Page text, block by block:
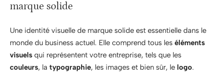
marque solide
Une identité visuelle de marque solide est essentielle dans le
monde du business actuel. Elle comprend tous les éléments
visuels qui représentent votre entreprise, tels que les
couleurs, la typographie, les images et bien sûr, le logo.